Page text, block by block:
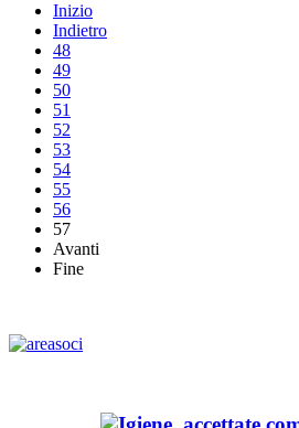
Inizio
Indietro
48
49
50
51
52
53
54
55
56
57
Avanti
Fine